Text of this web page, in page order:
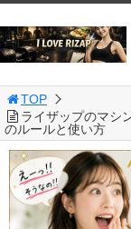
TOP
ライザップのマシ
のルールと使い方